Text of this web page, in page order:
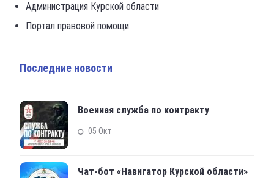
Администрация Курской области
Портал правовой помощи
Последние новости
Военная служба по контракту
05 Окт
Чат-бот «Навигатор Курской области»